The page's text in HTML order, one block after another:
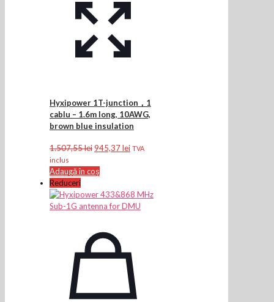
Hyxipower 1T-junction，1
cablu – 1.6m long, 10AWG,
brown blue insulation
1.507,55leiPrețul
a
1.507,55 lei.
945,37leiPrețul
TVA
inclus
Adaugă în coș
Reduceri